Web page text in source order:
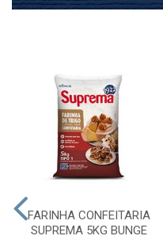
FARINHA CONFEITARIA
SUPREMA 5KG BUNGE